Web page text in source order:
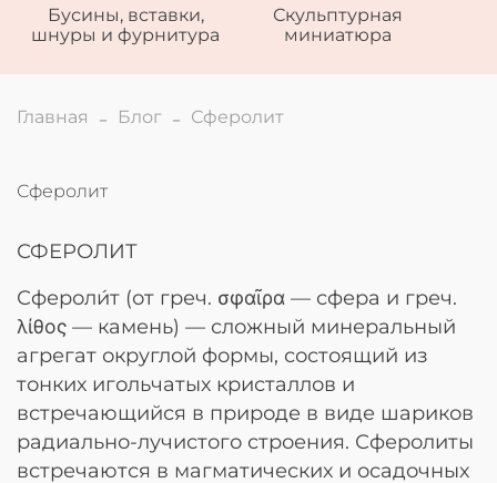
Бусины, вставки,
шнуры и фурнитура
Скульптурная
миниатюра
Главная Блог Сферолит
Сферолит
СФЕРОЛИТ
Сфероли́т (от греч. σφαῖρα — сфера и греч.
λίθος — камень) — сложный минеральный
агрегат округлой формы, состоящий из
тонких игольчатых кристаллов и
встречающийся в природе в виде шариков
радиально-лучистого строения. Сферолиты
встречаются в магматических и осадочных